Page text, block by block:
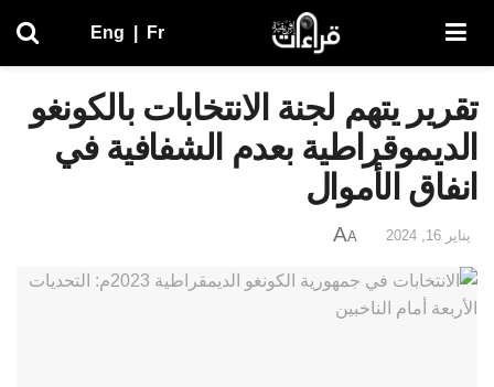
Eng Fr
تقرير يتهم لجنة الانتخابات بالكونغو
الديموقراطية بعدم الشفافية في
انفاق الأموال
يناير 16, 2024 A
A